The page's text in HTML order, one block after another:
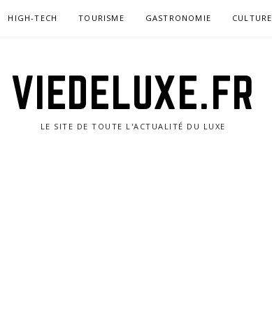
HIGH-TECH TOURISME GASTRONOMIE CULTURE
VIEDELUXE.FR
LE SITE DE TOUTE L'ACTUALITÉ DU LUXE